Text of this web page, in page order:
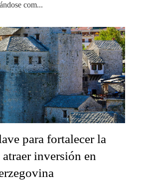
com...
para fortalecer la
inversión en